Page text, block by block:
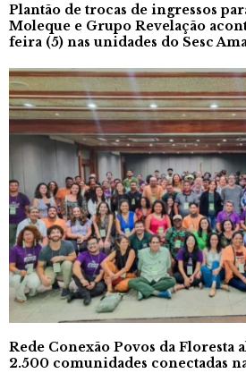
Plantão de trocas de ingressos
Moleque e Grupo Revelação
feira (5) nas unidades do Sesc
Rede Conexão Povos da Floresta
2.500 comunidades conectadas